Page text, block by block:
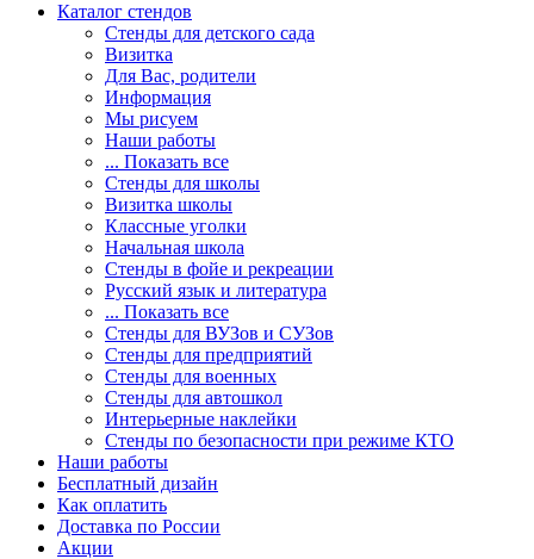
Каталог стендов
Стенды для детского сада
Визитка
Для Вас, родители
Информация
Мы рисуем
Наши работы
... Показать все
Стенды для школы
Визитка школы
Классные уголки
Начальная школа
Стенды в фойе и рекреации
Русский язык и литература
... Показать все
Стенды для ВУЗов и СУЗов
Стенды для предприятий
Стенды для военных
Стенды для автошкол
Интерьерные наклейки
Стенды по безопасности при режиме КТО
Наши работы
Бесплатный дизайн
Как оплатить
Доставка по России
Акции